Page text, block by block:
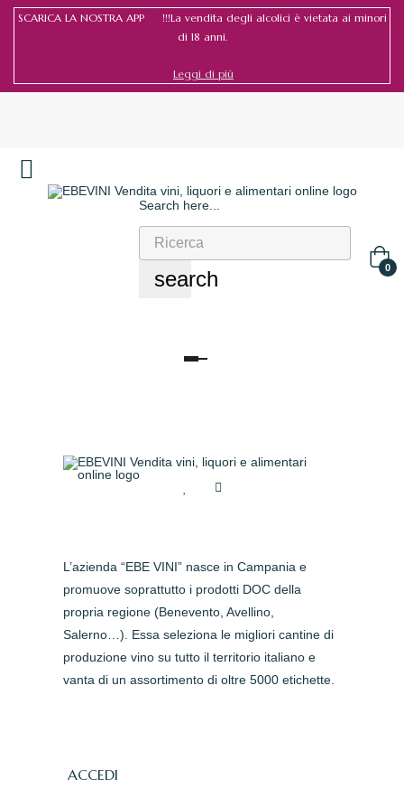
SCARICA LA NOSTRA APP !!!La vendita degli alcolici è vietata ai minori
di 18 anni.
Leggi di più
Search here...
search 0
navigazione
L’azienda “EBE VINI” nasce in Campania e
promuove soprattutto i prodotti DOC della
propria regione (Benevento, Avellino,
Salerno…). Essa seleziona le migliori cantine di
produzione vino su tutto il territorio italiano e
vanta di un assortimento di oltre 5000 etichette.
ACCEDI